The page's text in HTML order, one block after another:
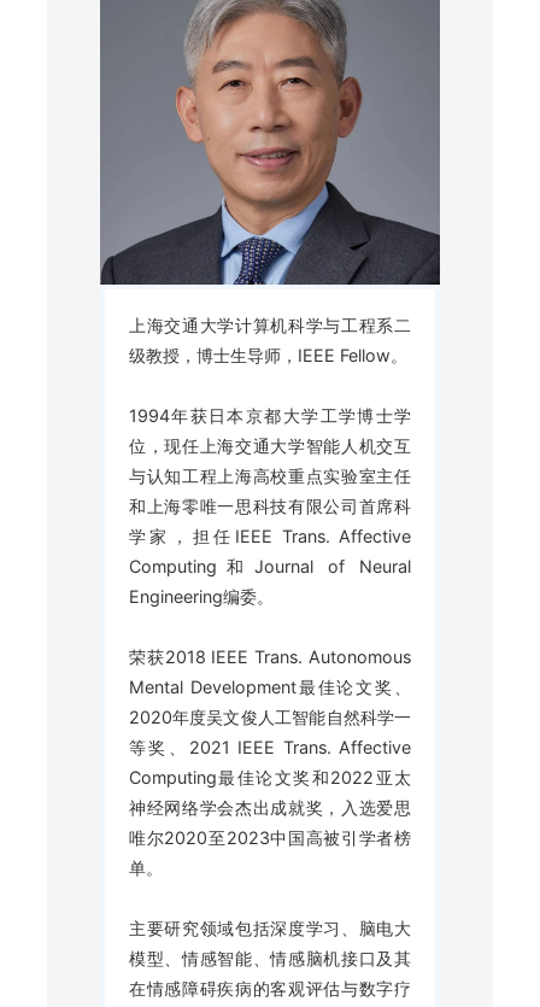
上海交通大学计算机科学与工程系二
级教授，博士生导师， IEEE Fellow。
1994年获日本京都大学工学博士学
位，现任上海交通大学智能人机交互
与认知工程上海高校重点实验室主任
和上海零唯一思科技有限公司首席科
学家，担任IEEE Trans. Affective
Computing和Journal of Neural
Engineering编委。
荣获2018 IEEE Trans. Autonomous
Mental Development最佳论文奖、
2020年度吴文俊人工智能自然科学一
等奖、2021 IEEE Trans. Affective
Computing最佳论文奖和2022亚太
神经网络学会杰出成就奖，入选爱思
唯尔2020至2023中国高被引学者榜
单。
主要研究领域包括深度学习、脑电大
模型、情感智能、情感脑机接口及其
在情感障碍疾病的客观评估与数字疗